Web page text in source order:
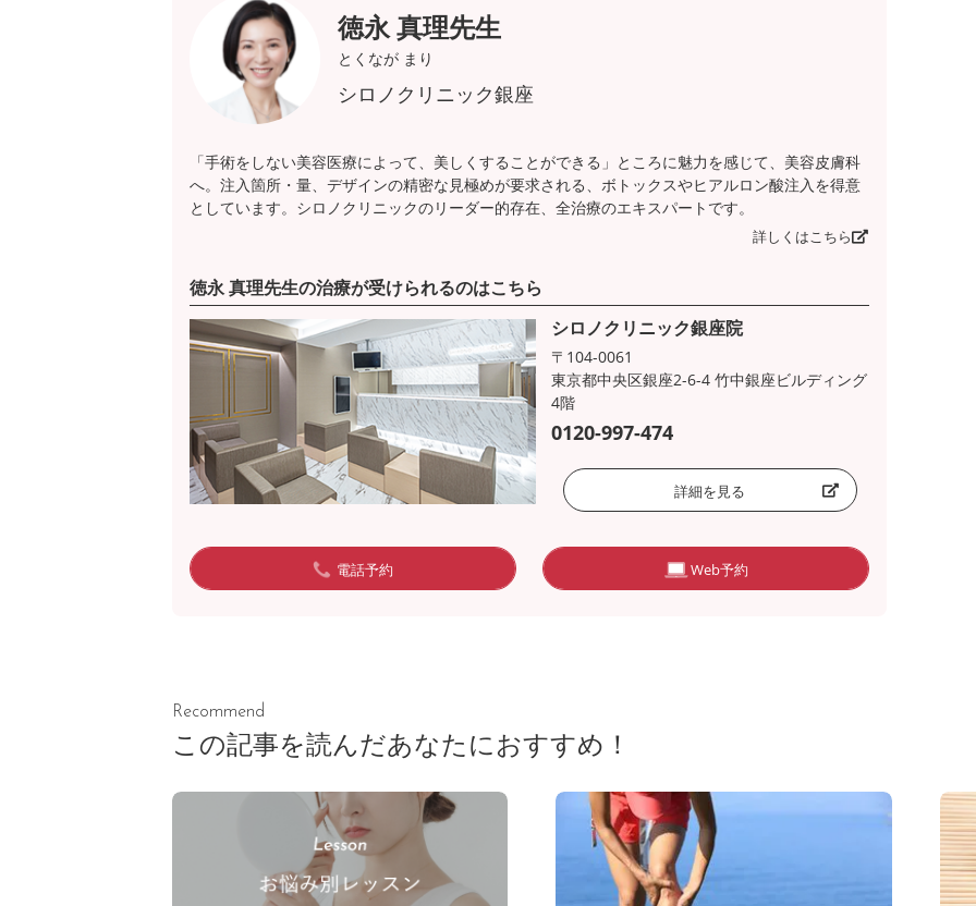
徳永 真理先生
とくなが まり
シロノクリニック銀座
「手術をしない美容医療によって、美しくすることができる」ところに魅力を感じて、美容皮膚科
へ。注入箇所・量、デザインの精密な見極めが要求される、ボトックスやヒアルロン酸注入を得意
としています。シロノクリニックのリーダー的存在、全治療のエキスパートです。
詳しくはこちら
徳永 真理先生の治療が受けられるのはこちら
シロノクリニック銀座院
〒104-0061
東京都中央区銀座2-6-4 竹中銀座ビルディング
4階
0120-997-474
詳細を見る
電話予約 Web予約
Recommend
この記事を読んだあなたにおすすめ！